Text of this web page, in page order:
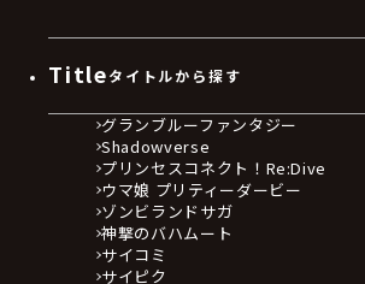
Titleタイトルから探す
グランブルーファンタジー
Shadowverse
プリンセスコネクト！Re:Dive
ウマ娘 プリティーダービー
ゾンビランドサガ
神撃のバハムート
サイコミ
サイピク